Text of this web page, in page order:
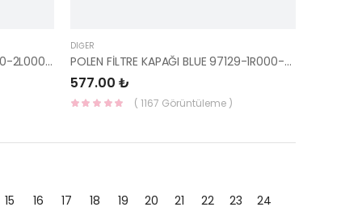
ÖN GÖSTERGE CAMI (I30) 94360-2L000-HMC
DIĞER
POLEN FİLTRE KAPAĞI BLUE 97129-1R000-HMC
577.00 ₺
( 1167 Görüntüleme )
15 16 17 18 19 20 21 22 23
24